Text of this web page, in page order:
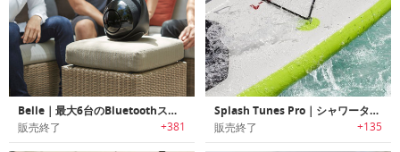
Belle｜最大6台のBluetoothスピーカーと同時接続可能なサウンドハブBluetoothスピーカー「ベレ」
販売終了 +381
Splash Tunes Pro｜シャワータイムに最適な防水Bluetoothスピーカー「スプラッシュチューンズプロ」
販売終了 +135